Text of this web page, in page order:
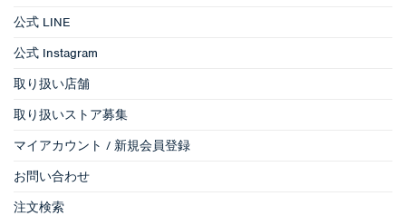
公式 LINE
公式 Instagram
取り扱い店舗
取り扱いストア募集
マイアカウント / 新規会員登録
お問い合わせ
注文検索